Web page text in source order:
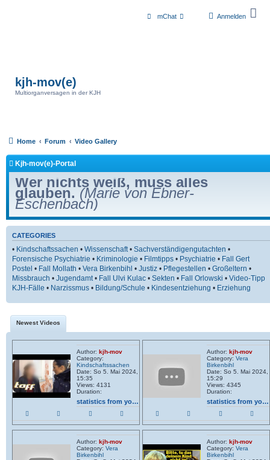
Anmelden
mChat
kjh-mov(e)
Multiorganversagen in der KJH
Home Forum Video Gallery
Kjh-mov(e)-Portal
Wer nichts weiß, muss alles
glauben. (Marie von Ebner-
Eschenbach)
CATEGORIES
• Kindschaftssachen • Wissenschaft • Sachverständigengutachten •
Forensische Psychiatrie • Kriminologie • Filmtipps • Psychiatrie • Fall Gert
Postel • Fall Mollath • Vera Birkenbihl • Justiz • Pflegestellen • Großeltern •
Missbrauch • Jugendamt • Fall Ulvi Kulac • Sekten • Fall Orlowski • Video-Tipp
KJH-Fälle • Narzissmus • Bildung/Schule • Kindesentziehung • Erziehung
Newest Videos
Author: kjh-mov
Category:
Kindschaftssachen
Date: So 5. Mai 2024,
15:35
Views: 4131
Duration:
statistics from youtube
Author:kjh-mov
Category:Vera
Birkenbihl
Date: So 5. Mai 2024,
15:29
Views: 4345
Duration:
statistics from youtube
Author: kjh-mov
Category: Vera
Birkenbihl
Author:kjh-mov
Category:Vera
Birkenbihl